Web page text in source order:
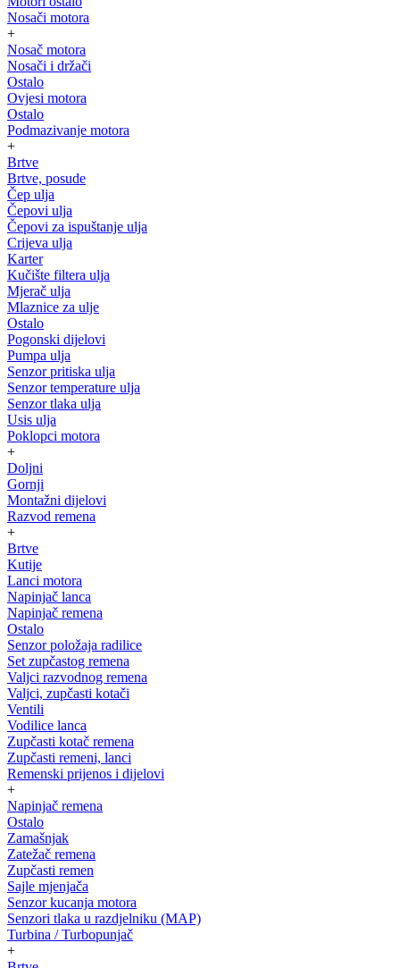
Nosači motora
+
Nosač motora
Nosači i držači
Ostalo
Ovjesi motora
Ostalo
Podmazivanje motora
+
Brtve
Brtve, posude
Čep ulja
Čepovi ulja
Čepovi za ispuštanje ulja
Crijeva ulja
Karter
Kučište filtera ulja
Mjerač ulja
Mlaznice za ulje
Ostalo
Pogonski dijelovi
Pumpa ulja
Senzor pritiska ulja
Senzor temperature ulja
Senzor tlaka ulja
Usis ulja
Poklopci motora
+
Doljni
Gornji
Montažni dijelovi
Razvod remena
+
Brtve
Kutije
Lanci motora
Napinjač lanca
Napinjač remena
Ostalo
Senzor položaja radilice
Set zupčastog remena
Valjci razvodnog remena
Valjci, zupčasti kotači
Ventili
Vodilice lanca
Zupčasti kotač remena
Zupčasti remeni, lanci
Remenski prijenos i dijelovi
+
Napinjač remena
Ostalo
Zamašnjak
Zatežač remena
Zupčasti remen
Sajle mjenjača
Senzor kucanja motora
Senzori tlaka u razdjelniku (MAP)
Turbina / Turbopunjač
+